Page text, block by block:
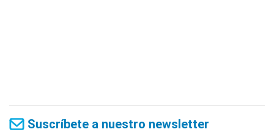
Suscríbete a nuestro newsletter